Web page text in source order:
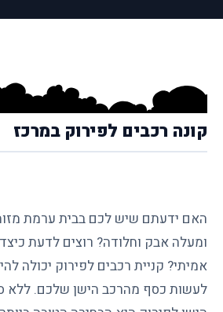
קונה רכבים לפירוק במרכז
האם ידעתם שיש לכם בבית ערמת
ומעלה אבק וחלודה? רוצים לדעת
אמיתי? קניית רכבים לפירוק יכולה
לעשות כסף מהרכב הישן שלכם. ללא